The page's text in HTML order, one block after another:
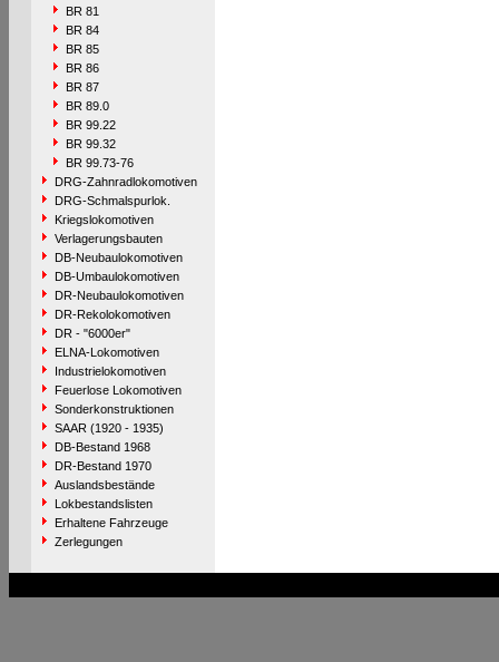
BR 81
BR 84
BR 85
BR 86
BR 87
BR 89.0
BR 99.22
BR 99.32
BR 99.73-76
DRG-Zahnradlokomotiven
DRG-Schmalspurlok.
Kriegslokomotiven
Verlagerungsbauten
DB-Neubaulokomotiven
DB-Umbaulokomotiven
DR-Neubaulokomotiven
DR-Rekolokomotiven
DR - "6000er"
ELNA-Lokomotiven
Industrielokomotiven
Feuerlose Lokomotiven
Sonderkonstruktionen
SAAR (1920 - 1935)
DB-Bestand 1968
DR-Bestand 1970
Auslandsbestände
Lokbestandslisten
Erhaltene Fahrzeuge
Zerlegungen